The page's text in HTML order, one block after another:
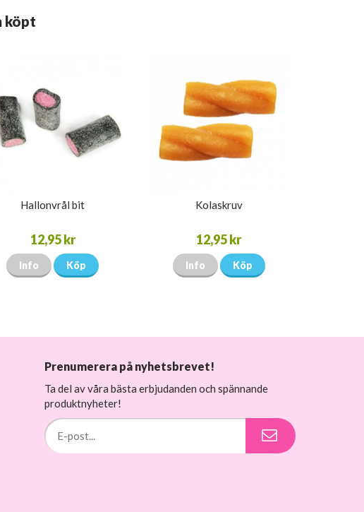
köpt
Hallonvrål bit
12,95 kr
Info Köp
Kolaskruv
12,95 kr
Info Köp
Prenumerera på nyhetsbrevet!
Ta del av våra bästa erbjudanden och spännande
produktnyheter!